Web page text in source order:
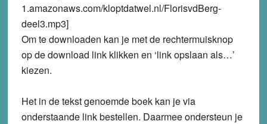
1.amazonaws.com/kloptdatwel.nl/FlorisvdBerg-
deel3.mp3]
Om te downloaden kan je met de rechtermuisknop
op de download link klikken en ‘link opslaan als…’
kiezen.
Het in de tekst genoemde boek kan je via
onderstaande link bestellen. Daarmee ondersteun je